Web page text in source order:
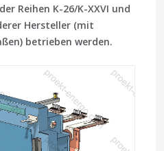
Reihen K-26/K-XXVI und
Hersteller (mit
betrieben werden.